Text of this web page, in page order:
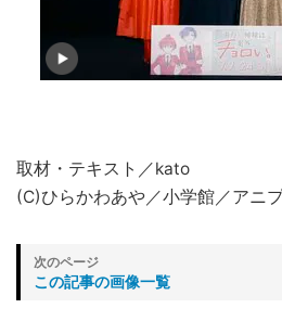
取材・テキスト／kato
(C)ひらかわあや／小学館／アニ
この記事の画像一覧